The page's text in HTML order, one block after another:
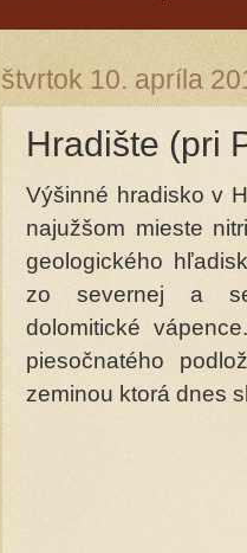
štvrtok 10. apríla
Hradište (pri
Výšinné hradisko v
najužšom mieste
geologického
zo severnej a
dolomitické
piesočnatého
zeminou ktorá dnes